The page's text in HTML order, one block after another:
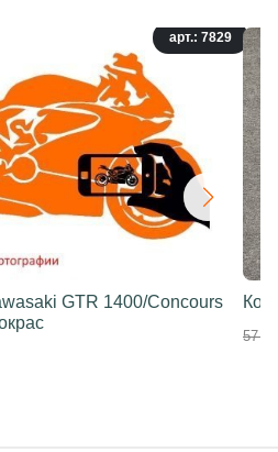
арт.: 7829
GTR 1400/Concours
57